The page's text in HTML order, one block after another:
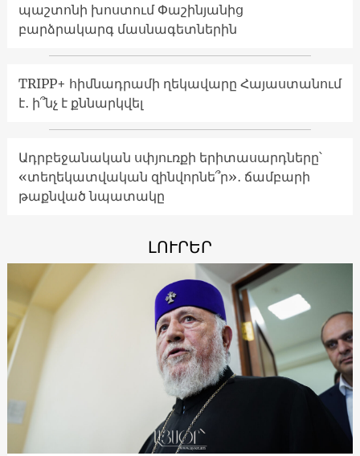
պաշտոնի խոստում Փաշինյանից
բարձրակարգ մասնագետներին
TRIPP+ հիմնադրամի ղեկավարը Հայաստանում
է․ ի՞նչ է քննարկվել
Ադրբեջանական սփյուռքի երիտասարդները՝
«տեղեկատվական զինվորնե՞ր»․ ճամբարի
թաքնված նպատակը
ԼՈՒՐԵՐ